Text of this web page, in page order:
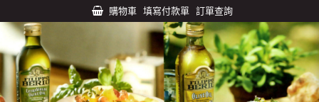
購物車 填寫付款單 訂單查詢